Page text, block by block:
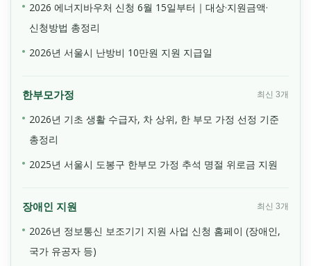
2026 에너지바우처 신청 6월 15일부터｜대상·지원금액·
신청방법 총정리
2026년 서울시 난방비 10만원 지원 지급일
한부모가정 최신 3개
2026년 기초 생활 수급자, 차 상위, 한 부모 가정 선정 기준
총정리
2025년 서울시 도봉구 한부모 가정 추석 명절 위로금 지원
장애인 지원 최신 3개
2026년 정보통신 보조기기 지원 사업 신청 홈페이 (장애인,
국가 유공자 등)